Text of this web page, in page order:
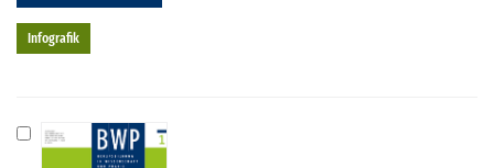
Infografik